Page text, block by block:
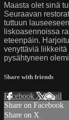
Maasta olet sinä
Seuraavan
tuttuun
liskoasennoissa
eteenpäin.
venyttäviä
pysähtyneen
Share with friends
Facebook XEmail
Share on Facebook
Share on X